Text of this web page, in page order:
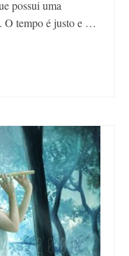
possui uma
O tempo é justo e …